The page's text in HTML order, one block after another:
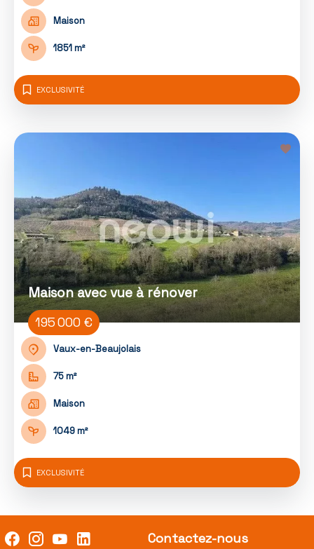
Maison
1851 m²
EXCLUSIVITÉ
Maison avec vue à rénover
195 000 €
Vaux-en-Beaujolais
75 m²
Maison
1049 m²
EXCLUSIVITÉ
Contactez-nous